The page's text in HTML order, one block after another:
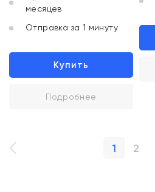
месяцев
Отправка за 1 минуту
Купить
Подробнее
1 2